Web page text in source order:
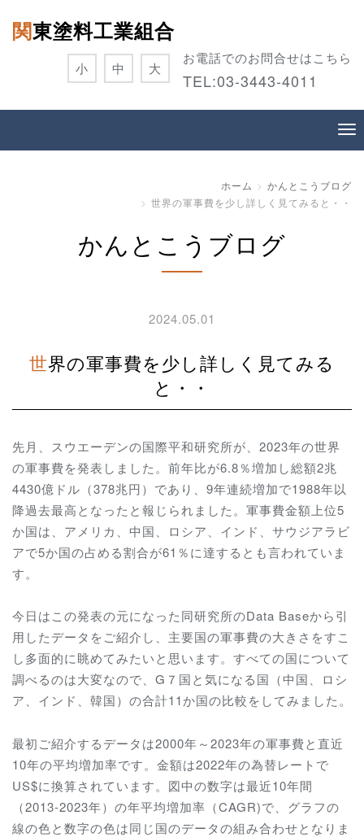
関東塗料工業組合
お電話でのお問合せはこちら
TEL:03-3443-4011
小 中 大
ホーム
かんとこうブログ
世界の軍事費を少し詳しく見てみると・・
かんとこうブログ
2024.05.01
世界の軍事費を少し詳しく見てみる
と・・
先月、スウエーデンの国際平和研究所が、2023年の世界
の軍事費を発表しました。前年比が6.8％増加し総額2兆
4430億ドル（378兆円）であり、9年連続増加で1988年以
降過去最高となったと報じられました。軍事費金額上位5
か国は、アメリカ、中国、ロシア、インド、サウジアラビ
アで5か国の占める割合が61％に達するとも言われていま
す。
今日はこの発表の元になった同研究所のData Baseから引
用したデータをご紹介し、主要国の軍事費の大きさをすこ
し多面的に眺めてみたいと思います。すべての国について
調べるのは大変なので、G７国と気になる国（中国、ロシ
ア、インド、韓国）の合計11か国の比較をしてみました。
最初ご紹介するデータは2000年～2023年の軍事費と直近
10年の平均増加率です。金額は2022年の為替レートで
US$に換算されています。図中の数字は最近10年間
（2013-2023年）の年平均増加率（CAGR)で、グラフの
線の色と数字の色は同じ国のデータの組み合わせとなりま